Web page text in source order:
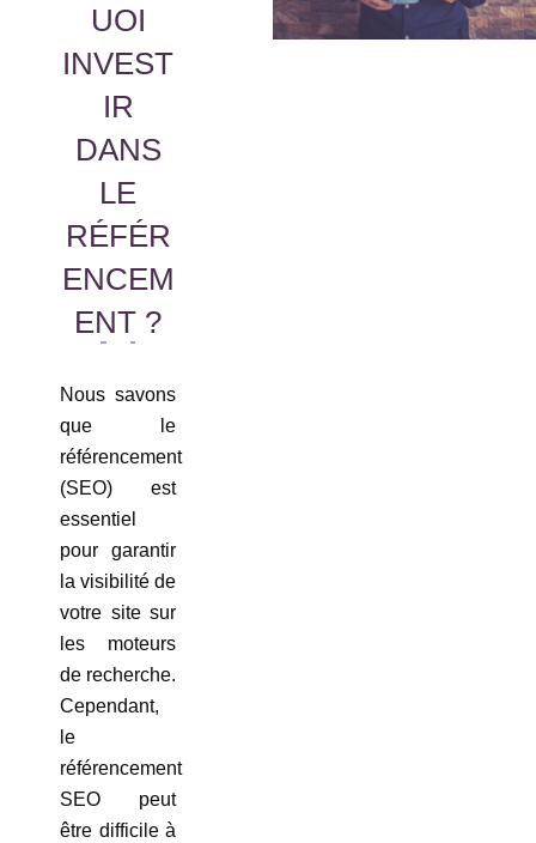
UOI
INVEST
IR
DANS
LE
RÉFÉR
ENCEM
ENT ?
Nous savons
que le
référencement
(SEO) est
essentiel
pour garantir
la visibilité de
votre site sur
les moteurs
de recherche.
Cependant,
le
référencement
SEO peut
être difficile à